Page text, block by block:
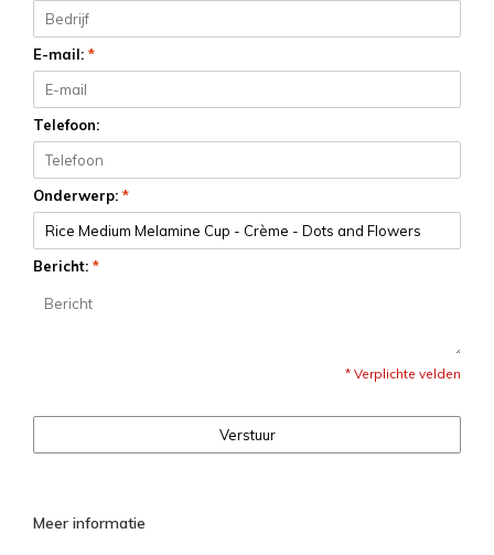
E-mail: *
Telefoon:
Onderwerp: *
Bericht: *
* Verplichte velden
Verstuur
Meer informatie